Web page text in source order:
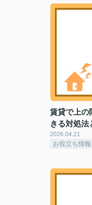
賃貸で上の
きる対処法
2026.04.21
お役立ち情報